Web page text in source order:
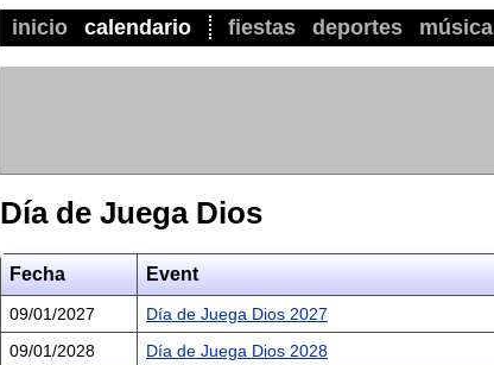
inicio calendario fiestas deportes música
Día de Juega Dios
Fecha Event
09/01/2027 Día de Juega Dios 2027
09/01/2028
Día de Juega Dios 2028